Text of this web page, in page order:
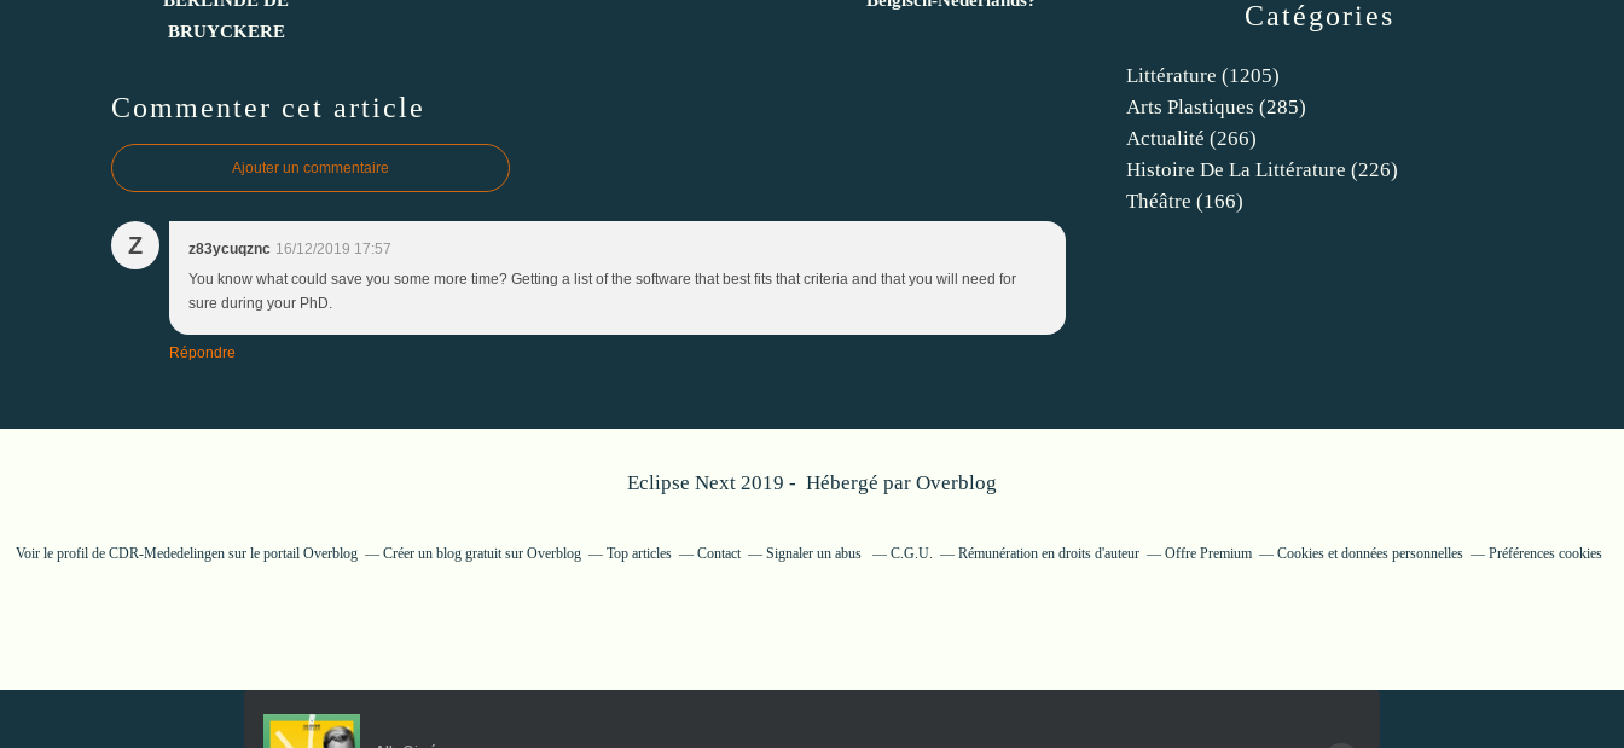
BRUYCKERE
Commenter cet article
Ajouter un commentaire
Z z83ycuqznc 16/12/2019 17:57
You know what could save you some more time? Getting a list of the software that best fits that criteria and that you will need for
sure during your PhD.
Répondre
Catégories
Littérature (1205)
Arts Plastiques (285)
Actualité (266)
Histoire De La Littérature (226)
Théâtre (166)
Eclipse Next 2019 - Hébergé par Overblog
Voir le profil de CDR-Mededelingensur le portail Overblog Créer un blog gratuit sur Overblog Top articles Contact Signaler un abus C.G.U. Rémunération en droits d'auteur Offre Premium Cookies et données personnelles Préférences cookies